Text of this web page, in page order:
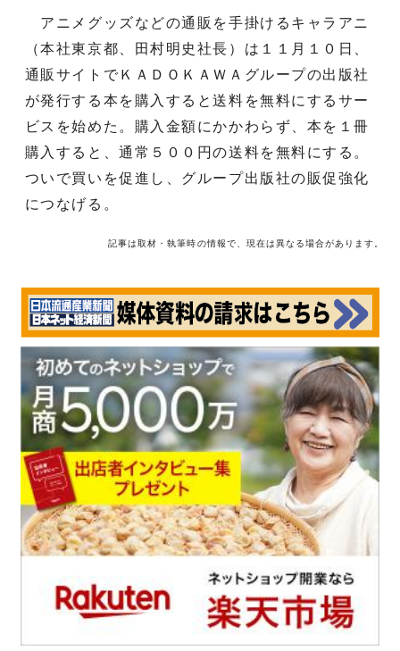
アニメグッズなどの通販を手掛けるキャラアニ
（本社東京都、田村明史社長）は１１月１０日、
通販サイトでＫＡＤＯＫＡＷＡグループの出版社
が発行する本を購入すると送料を無料にするサー
ビスを始めた。購入金額にかかわらず、本を１冊
購入すると、通常５００円の送料を無料にする。
ついで買いを促進し、グループ出版社の販促強化
につなげる。
記事は取材・執筆時の情報で、現在は異なる場合があります。